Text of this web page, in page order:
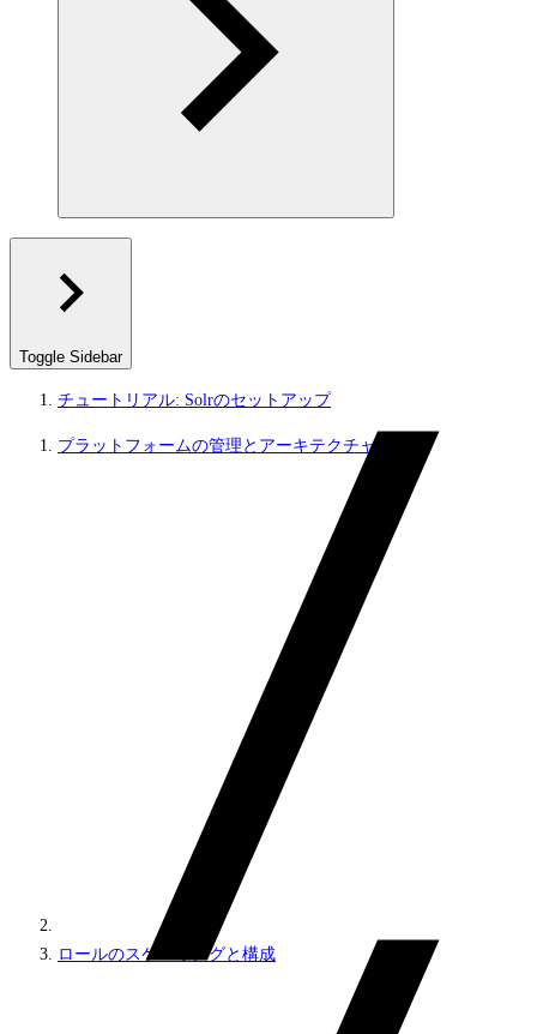
Toggle Sidebar
チュートリアル: Solrのセットアップ
プラットフォームの管理とアーキテクチャ
ロールのスケーリングと構成